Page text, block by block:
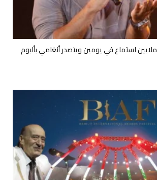
تامر حسني يحقق 5 ملايين استماع في يومين ويتصدر أنغامي بألبوم